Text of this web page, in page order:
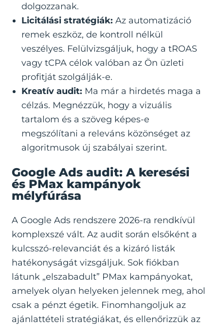
dolgozzanak.
Licitálási stratégiák: Az automatizáció
remek eszköz, de kontroll nélkül
veszélyes. Felülvizsgáljuk, hogy a tROAS
vagy tCPA célok valóban az Ön üzleti
profitját szolgálják-e.
Kreatív audit: Ma már a hirdetés maga a
célzás. Megnézzük, hogy a vizuális
tartalom és a szöveg képes-e
megszólítani a releváns közönséget az
algoritmusok új szabályai szerint.
Google Ads audit: A keresési
és PMax kampányok
mélyfúrása
A Google Ads rendszere 2026-ra rendkívül
komplexszé vált. Az audit során elsőként a
kulcsszó-relevanciát és a kizáró listák
hatékonyságát vizsgáljuk. Sok fiókban
látunk „elszabadult” PMax kampányokat,
amelyek olyan helyeken jelennek meg, ahol
csak a pénzt égetik. Finomhangoljuk az
ajánlattételi stratégiákat, és ellenőrizzük az